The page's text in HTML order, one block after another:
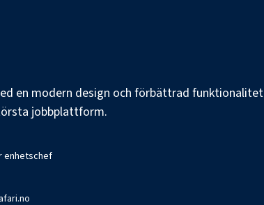
en modern design och förbättrad
jobbplattform.
enhetschef